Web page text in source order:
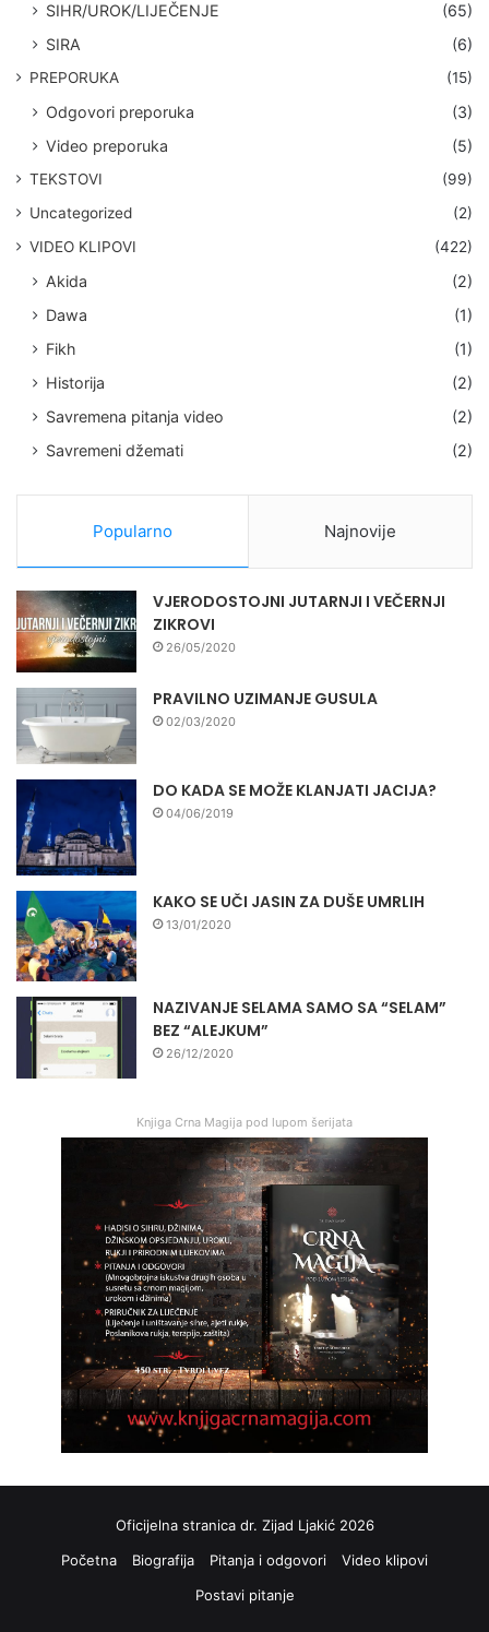
SIHR/UROK/LIJEČENJE
(65)
SIRA
(6)
PREPORUKA (15)
Odgovori preporuka
(3)
Video preporuka
(5)
TEKSTOVI
(99)
Uncategorized
(2)
VIDEO KLIPOVI
(422)
Akida
(2)
Dawa
(1)
Fikh
(1)
Historija
(2)
Savremena pitanja video
(2)
Savremeni džemati
(2)
Popularno Najnovije
VJERODOSTOJNI JUTARNJI I VEČERNJI
ZIKROVI
26/05/2020
PRAVILNO UZIMANJE GUSULA
02/03/2020
DO KADA SE MOŽE KLANJATI JACIJA?
04/06/2019
KAKO SE UČI JASIN ZA DUŠE UMRLIH
13/01/2020
NAZIVANJE SELAMA SAMO SA “SELAM”
BEZ “ALEJKUM”
26/12/2020
Knjiga Crna Magija pod lupom šerijata
Oficijelna stranica dr. Zijad Ljakić 2026
Početna
Biografija Pitanja i odgovori
Video klipovi
Postavi pitanje